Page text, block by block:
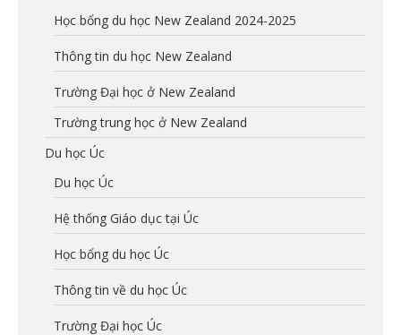
Học bổng du học New Zealand 2024-2025
Thông tin du học New Zealand
Trường Đại học ở New Zealand
Trường trung học ở New Zealand
Du học Úc
Du học Úc
Hệ thống Giáo dục tại Úc
Học bổng du học Úc
Thông tin về du học Úc
Trường Đại học Úc